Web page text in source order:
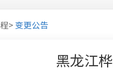
> 变更公告
黑龙江